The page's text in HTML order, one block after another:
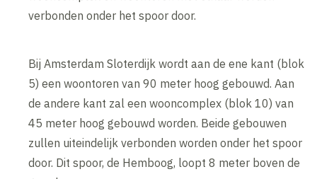
verbonden onder het spoor door.
Bij Amsterdam Sloterdijk wordt aan de ene kant (blok
5) een woontoren van 90 meter hoog gebouwd. Aan
de andere kant zal een wooncomplex (blok 10) van
45 meter hoog gebouwd worden. Beide gebouwen
zullen uiteindelijk verbonden worden onder het spoor
door. Dit spoor, de Hemboog, loopt 8 meter boven de